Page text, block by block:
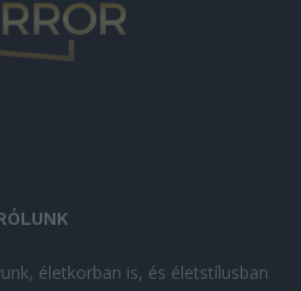
életkorban is, és életstílusban